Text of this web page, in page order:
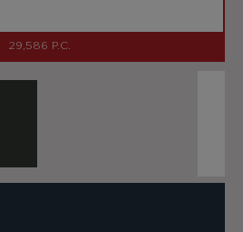
29,586 P.C.